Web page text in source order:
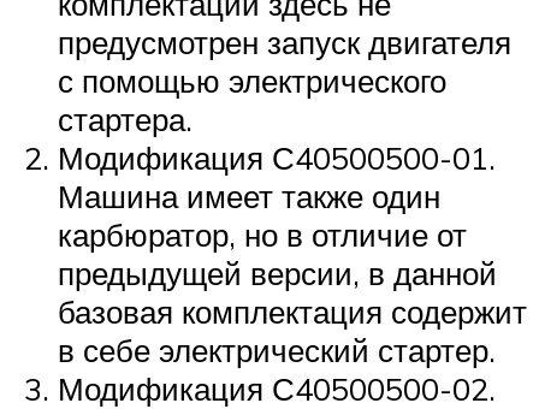
предусмотрен запуск двигателя
с помощью электрического
стартера.
Модификация С40500500-01.
Машина имеет также один
карбюратор, но в отличие от
предыдущей версии, в данной
базовая комплектация содержит
в себе электрический стартер.
Модификация С40500500-02.